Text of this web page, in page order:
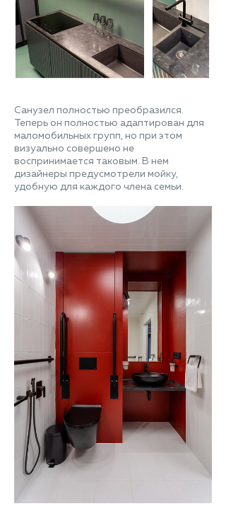
Санузел полностью преобразился.
Теперь он полностью адаптирован для
маломобильных групп, но при этом
визуально совершено не
воспринимается таковым. В нем
дизайнеры предусмотрели мойку,
удобную для каждого члена семьи.